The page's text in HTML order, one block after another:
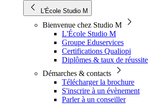
L'École Studio M
Bienvenue chez Studio M
L'École Studio M
Groupe Eduservices
Certifications Qualiopi
Diplômes & taux de réussite
Démarches & contacts
Télécharger la brochure
S'inscrire à un évènement
Parler à un conseiller